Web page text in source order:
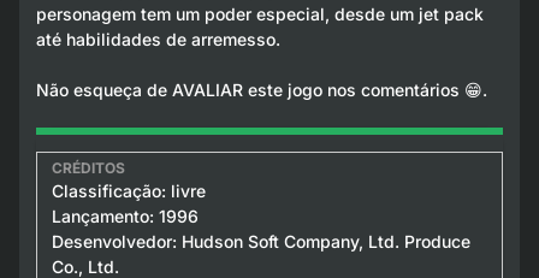
personagem tem um poder especial, desde um jet pack
até habilidades de arremesso.
Não esqueça de AVALIAR este jogo nos comentários 😁.
Classificação: livre
Lançamento: 1996
Desenvolvedor: Hudson Soft Company, Ltd. Produce
Co., Ltd.